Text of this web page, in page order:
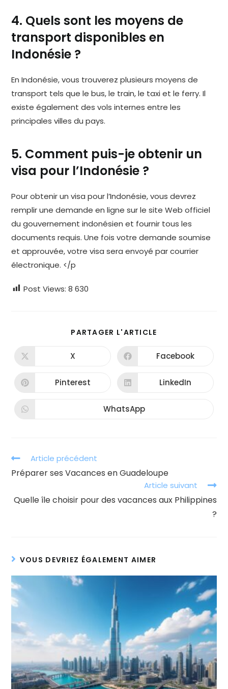
4. Quels sont les moyens de
transport disponibles en
Indonésie ?
En Indonésie, vous trouverez plusieurs moyens de
transport tels que le bus, le train, le taxi et le ferry. Il
existe également des vols internes entre les
principales villes du pays.
5. Comment puis-je obtenir un
visa pour l’Indonésie ?
Pour obtenir un visa pour l’Indonésie, vous devrez
remplir une demande en ligne sur le site Web officiel
du gouvernement indonésien et fournir tous les
documents requis. Une fois votre demande soumise
et approuvée, votre visa sera envoyé par courrier
électronique. </p
Post Views: 8 630
PARTAGER L'ARTICLE
CONTENU
Ouvrir
autre
fenêtre
X Ouvrir
autre
fenêtre
Facebook
Ouvrir
Pinterest Ouvrir
LinkedIn
Ouvrir
WhatsApp
Read
more
articles
Article précédent
Préparer ses Vacances en Guadeloupe
Article suivant
Quelle île choisir pour des vacances aux Philippines
?
VOUS DEVRIEZ ÉGALEMENT AIMER